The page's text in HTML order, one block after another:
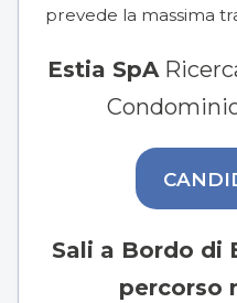
prevede la massima
Estia SpA
Sali a Bordo di
percorso